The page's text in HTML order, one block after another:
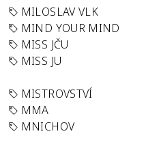
MILOSLAV VLK
MIND YOUR MIND
MISS JČU
MISS JU
MISTROVSTVÍ
MMA
MNICHOV